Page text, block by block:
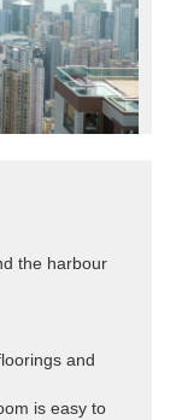
the harbour
and
is easy to